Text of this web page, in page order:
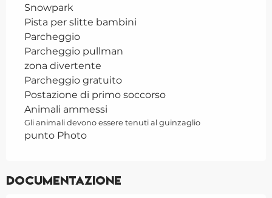
Snowpark
Pista per slitte bambini
Parcheggio
Parcheggio pullman
zona divertente
Parcheggio gratuito
Postazione di primo soccorso
Animali ammessi
Gli animali devono essere tenuti al guinzaglio
punto Photo
Documentazione